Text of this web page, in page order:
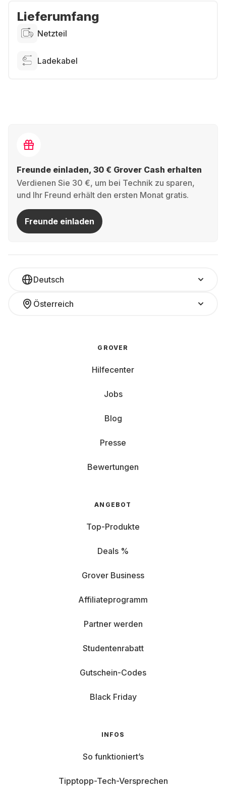
Lieferumfang
Netzteil
Ladekabel
Freunde einladen, 30 € Grover Cash erhalten
Verdienen Sie 30 €, um bei Technik zu sparen,
und Ihr Freund erhält den ersten Monat gratis.
Freunde einladen
Deutsch
Österreich
GROVER
Hilfecenter
Jobs
Blog
Presse
Bewertungen
ANGEBOT
Top-Produkte
Deals %
Grover Business
Affiliateprogramm
Partner werden
Studentenrabatt
Gutschein-Codes
Black Friday
INFOS
So funktioniert’s
Tipptopp-Tech-Versprechen